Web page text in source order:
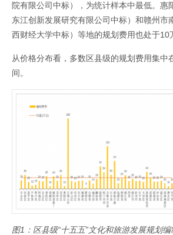
院有限公司中标），为统计样本中最低。惠
东江创新发展研究有限公司中标）和赣州市
西财经大学中标）等地的规划费用也处于10
从价格分布看，多数区县级的规划费用集中
间。
图1：区县级“十五五”文化和旅游发展规划